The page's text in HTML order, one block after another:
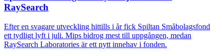
RaySearch
Efter en svagare utveckling hittills i år fick Spiltan Småbolagsfond
ett tydligt lyft i juli. Mips bidrog mest till uppgången, medan
RaySearch Laboratories är ett nytt innehav i fonden.